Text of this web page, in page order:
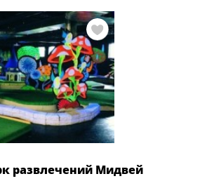
развлечений Мидвей